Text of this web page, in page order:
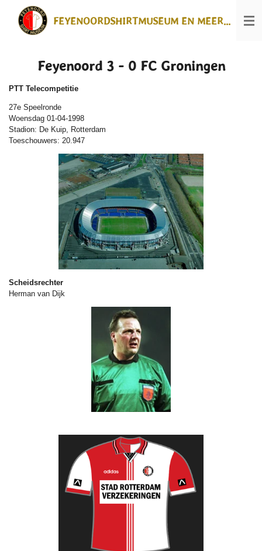
direct
FEYENOORDSHIRTMUSEUM EN MEER...
Feyenoord 3 - 0 FC Groningen
PTT Telecompetitie
27e Speelronde
Woensdag 01-04-1998
Stadion: De Kuip, Rotterdam
Toeschouwers: 20.947
Scheidsrechter
Herman van Dijk